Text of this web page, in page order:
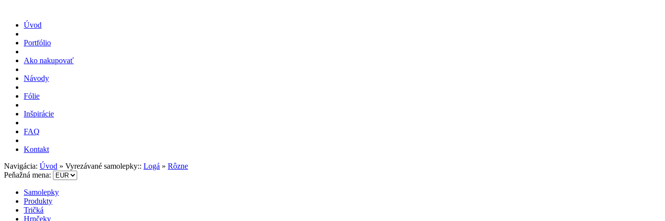
Úvod
Portfólio
Ako nakupovať
Návody
Fólie
Inšpirácie
FAQ
Kontakt
Navigácia: Úvod » Vyrezávané samolepky:: Logá » Rôzne
Peňažná mena:
Samolepky
Produkty
Tričká
Hrnčeky